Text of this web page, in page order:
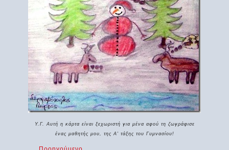
Υ.Γ. Αυτή η κάρτα είναι ξεχωριστή για μένα αφού τη ζωγράφισε
ένας μαθητής μου, της Α' τάξης του Γυμνασίου!